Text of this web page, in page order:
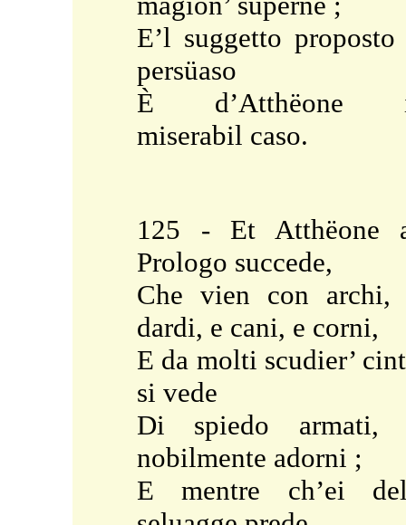
E’l suggetto proposto
persüaso
È d’Atthëone
miserabil caso.
125 - Et Atthëone
Prologo succede,
Che vien con archi,
dardi, e cani, e corni,
E da molti scudier’
si vede
Di spiedo armati,
nobilmente adorni ;
E mentre ch’ei